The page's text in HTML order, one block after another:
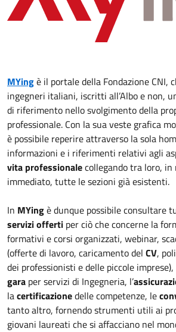
MYingè il portale della Fondazione CNI,
ingegneri italiani, iscritti all’Albo e non,
di riferimento nello svolgimento della
professionale. Con la sua veste grafica
è possibile reperire attraverso la sola
informazioni e i riferimenti relativi agli
vita professionalecollegando tra loro, in
immediato, tutte le sezioni già esistenti.
In MYingè dunque possibile consultare
servizi offerti per ciò che concerne la
formativi e corsi organizzati, webinar,
(offerte di lavoro, caricamento del CV,
dei professionisti e delle piccole
gara per servizi di Ingegneria, l’
lacertificazionedelle competenze, le
tanto altro, fornendo strumenti utili ai
giovani laureati che si affacciano nel